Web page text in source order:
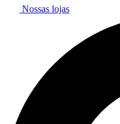
Nossas lojas